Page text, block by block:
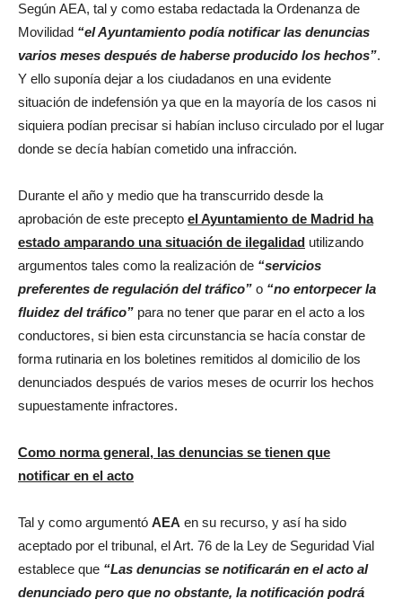
Según AEA, tal y como estaba redactada la Ordenanza de
Movilidad “el Ayuntamiento podía notificar las denuncias
varios meses después de haberse producido los hechos”.
Y ello suponía dejar a los ciudadanos en una evidente
situación de indefensión ya que en la mayoría de los casos ni
siquiera podían precisar si habían incluso circulado por el lugar
donde se decía habían cometido una infracción.
Durante el año y medio que ha transcurrido desde la
aprobación de este precepto el Ayuntamiento de Madrid ha
estado amparando una situación de ilegalidad utilizando
argumentos tales como la realización de “servicios
preferentes de regulación del tráfico” o “no entorpecer la
fluidez del tráfico” para no tener que parar en el acto a los
conductores, si bien esta circunstancia se hacía constar de
forma rutinaria en los boletines remitidos al domicilio de los
denunciados después de varios meses de ocurrir los hechos
supuestamente infractores.
Como norma general, las denuncias se tienen que
notificar en el acto
Tal y como argumentó AEA en su recurso, y así ha sido
aceptado por el tribunal, el Art. 76 de la Ley de Seguridad Vial
establece que “Las denuncias se notificarán en el acto al
denunciado pero que no obstante, la notificación podrá